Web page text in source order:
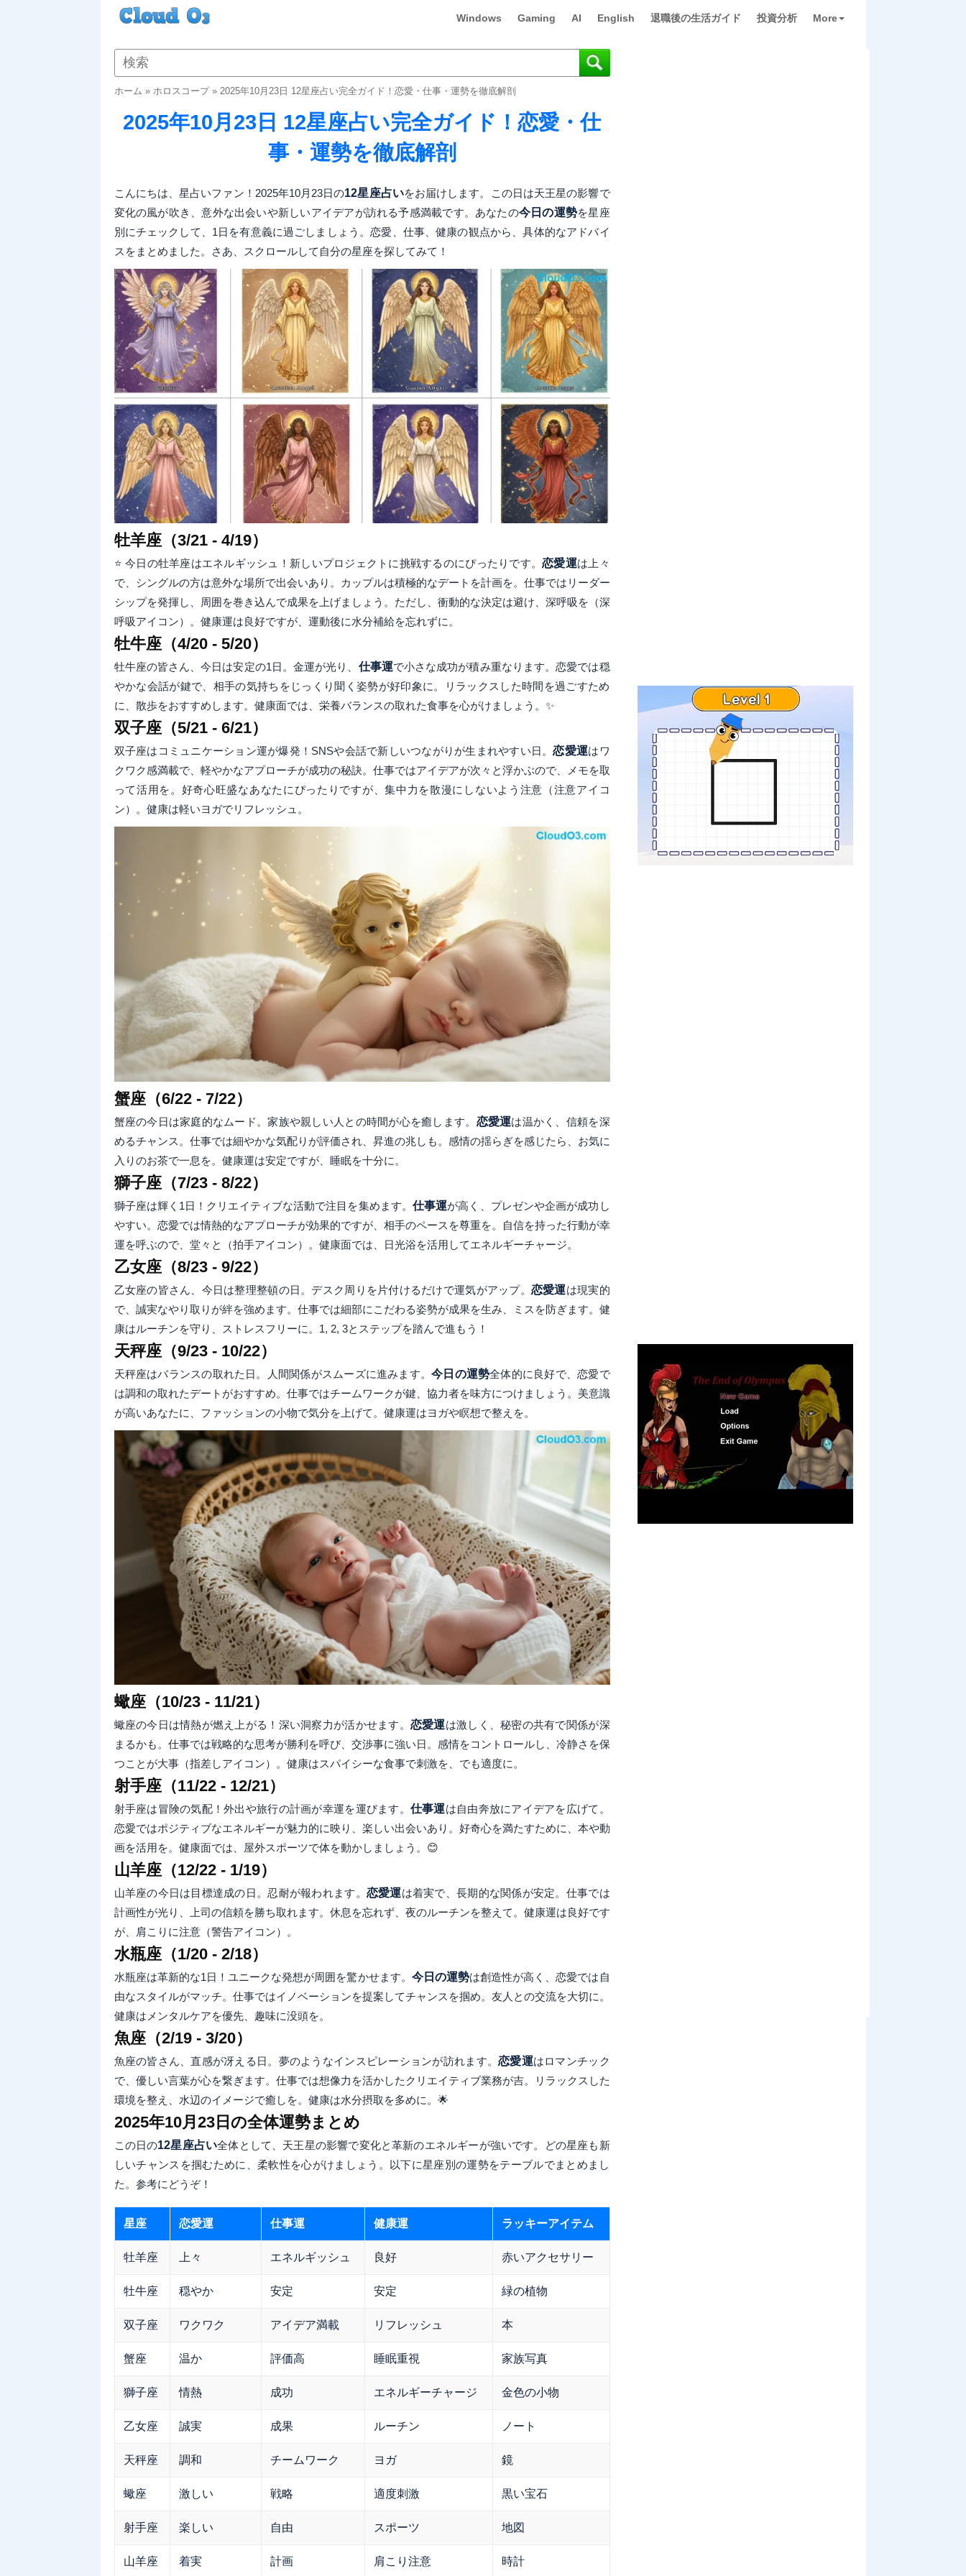
Windows Gaming AI English 退職後の生活ガイド 投資分析 More
ホーム » ホロスコープ» 2025年10月23日 12星座占い完全ガイド！恋愛・仕事・運勢を徹底解剖
2025年10月23日 12星座占い完全ガイド！恋愛・仕
事・運勢を徹底解剖
こんにちは、星占いファン！2025年10月23日の12星座占いをお届けします。この日は天王星の影響で
変化の風が吹き、意外な出会いや新しいアイデアが訪れる予感満載です。あなたの今日の運勢を星座
別にチェックして、1日を有意義に過ごしましょう。恋愛、仕事、健康の観点から、具体的なアドバイ
スをまとめました。さあ、スクロールして自分の星座を探してみて！
牡羊座（3/21 - 4/19）
⭐ 今日の牡羊座はエネルギッシュ！新しいプロジェクトに挑戦するのにぴったりです。恋愛運は上々
で、シングルの方は意外な場所で出会いあり。カップルは積極的なデートを計画を。仕事ではリーダー
シップを発揮し、周囲を巻き込んで成果を上げましょう。ただし、衝動的な決定は避け、深呼吸を（深
呼吸アイコン）。健康運は良好ですが、運動後に水分補給を忘れずに。
牡牛座（4/20 - 5/20）
牡牛座の皆さん、今日は安定の1日。金運が光り、 仕事運で小さな成功が積み重なります。恋愛では穏
やかな会話が鍵で、相手の気持ちをじっくり聞く姿勢が好印象に。リラックスした時間を過ごすため
に、散歩をおすすめします。健康面では、栄養バランスの取れた食事を心がけましょう。✨
双子座（5/21 - 6/21）
双子座はコミュニケーション運が爆発！SNSや会話で新しいつながりが生まれやすい日。恋愛運はワ
クワク感満載で、軽やかなアプローチが成功の秘訣。仕事ではアイデアが次々と浮かぶので、メモを取
って活用を。好奇心旺盛なあなたにぴったりですが、集中力を散漫にしないよう注意（注意アイコ
ン）。健康は軽いヨガでリフレッシュ。
蟹座（6/22 - 7/22）
蟹座の今日は家庭的なムード。家族や親しい人との時間が心を癒します。 恋愛運は温かく、信頼を深
めるチャンス。仕事では細やかな気配りが評価され、昇進の兆しも。感情の揺らぎを感じたら、お気に
入りのお茶で一息を。健康運は安定ですが、睡眠を十分に。
獅子座（7/23 - 8/22）
獅子座は輝く1日！クリエイティブな活動で注目を集めます。 仕事運が高く、プレゼンや企画が成功し
やすい。恋愛では情熱的なアプローチが効果的ですが、相手のペースを尊重を。自信を持った行動が幸
運を呼ぶので、堂々と（拍手アイコン）。健康面では、日光浴を活用してエネルギーチャージ。
乙女座（8/23 - 9/22）
乙女座の皆さん、今日は整理整頓の日。デスク周りを片付けるだけで運気がアップ。 恋愛運は現実的
で、誠実なやり取りが絆を強めます。仕事では細部にこだわる姿勢が成果を生み、ミスを防ぎます。健
康はルーチンを守り、ストレスフリーに。1, 2, 3とステップを踏んで進もう！
天秤座（9/23 - 10/22）
天秤座はバランスの取れた日。人間関係がスムーズに進みます。今日の運勢全体的に良好で、恋愛で
は調和の取れたデートがおすすめ。仕事ではチームワークが鍵、協力者を味方につけましょう。美意識
が高いあなたに、ファッションの小物で気分を上げて。健康運はヨガや瞑想で整えを。
蠍座（10/23 - 11/21）
蠍座の今日は情熱が燃え上がる！深い洞察力が活かせます。 恋愛運は激しく、秘密の共有で関係が深
まるかも。仕事では戦略的な思考が勝利を呼び、交渉事に強い日。感情をコントロールし、冷静さを保
つことが大事（指差しアイコン）。健康はスパイシーな食事で刺激を、でも適度に。
射手座（11/22 - 12/21）
射手座は冒険の気配！外出や旅行の計画が幸運を運びます。 仕事運は自由奔放にアイデアを広げて。
恋愛ではポジティブなエネルギーが魅力的に映り、楽しい出会いあり。好奇心を満たすために、本や動
画を活用を。健康面では、屋外スポーツで体を動かしましょう。😊
山羊座（12/22 - 1/19）
山羊座の今日は目標達成の日。忍耐が報われます。 恋愛運は着実で、長期的な関係が安定。仕事では
計画性が光り、上司の信頼を勝ち取れます。休息を忘れず、夜のルーチンを整えて。健康運は良好です
が、肩こりに注意（警告アイコン）。
水瓶座（1/20 - 2/18）
水瓶座は革新的な1日！ユニークな発想が周囲を驚かせます。 今日の運勢は創造性が高く、恋愛では自
由なスタイルがマッチ。仕事ではイノベーションを提案してチャンスを掴め。友人との交流を大切に。
健康はメンタルケアを優先、趣味に没頭を。
魚座（2/19 - 3/20）
魚座の皆さん、直感が冴える日。夢のようなインスピレーションが訪れます。恋愛運はロマンチック
で、優しい言葉が心を繋ぎます。仕事では想像力を活かしたクリエイティブ業務が吉。リラックスした
環境を整え、水辺のイメージで癒しを。健康は水分摂取を多めに。🌟
2025年10月23日の全体運勢まとめ
この日の12星座占い全体として、天王星の影響で変化と革新のエネルギーが強いです。どの星座も新
しいチャンスを掴むために、柔軟性を心がけましょう。以下に星座別の運勢をテーブルでまとめまし
た。参考にどうぞ！
星座 恋愛運 仕事運 健康運 ラッキーアイテム
牡羊座 上々 エネルギッシュ 良好 赤いアクセサリー
牡牛座 穏やか 安定 安定 緑の植物
双子座 ワクワク アイデア満載 リフレッシュ 本
蟹座 温か 評価高 睡眠重視 家族写真
獅子座 情熱 成功 エネルギーチャージ 金色の小物
乙女座 誠実 成果 ルーチン ノート
天秤座 調和 チームワーク ヨガ 鏡
蠍座 激しい 戦略 適度刺激 黒い宝石
射手座 楽しい 自由 スポーツ 地図
山羊座 着実 計画 肩こり注意 時計